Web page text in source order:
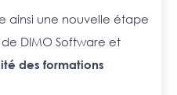
ainsi une nouvelle étape
de DIMO Software et
des formations